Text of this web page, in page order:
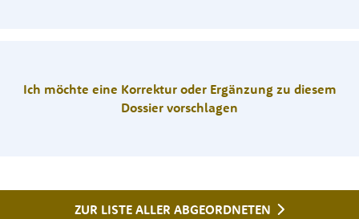
Ich möchte eine Korrektur oder Ergänzung zu diesem
Dossier vorschlagen
ZUR LISTE ALLER ABGEORDNETEN